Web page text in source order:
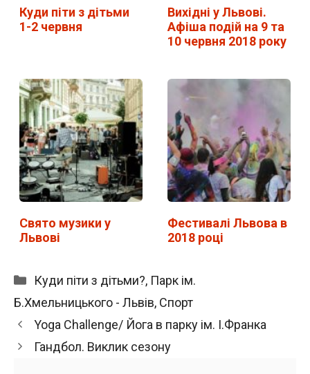
Куди піти з дітьми
1-2 червня
Вихідні у Львові.
Афіша подій на 9 та
10 червня 2018 року
Свято музики у
Львові
Фестивалі Львова в
2018 році
Категорії
Куди піти з дітьми?, Парк ім.
Б.Хмельницького - Львів, Спорт
Yoga Challenge/ Йога в парку ім. І.Франка
Гандбол. Виклик сезону